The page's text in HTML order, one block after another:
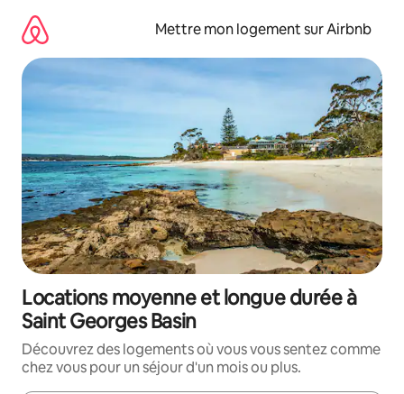
directement
contenu
Mettre mon logement sur Airbnb
Locations moyenne et longue durée à
Saint Georges Basin
Découvrez des logements où vous vous sentez comme
chez vous pour un séjour d'un mois ou plus.